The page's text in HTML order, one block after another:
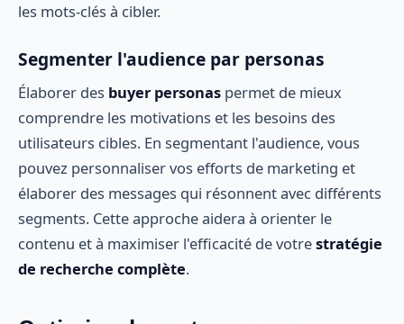
les mots-clés à cibler.
Segmenter l'audience par personas
Élaborer des buyer personas permet de mieux
comprendre les motivations et les besoins des
utilisateurs cibles. En segmentant l'audience, vous
pouvez personnaliser vos efforts de marketing et
élaborer des messages qui résonnent avec différents
segments. Cette approche aidera à orienter le
contenu et à maximiser l'efficacité de votrestratégie
de recherche complète.